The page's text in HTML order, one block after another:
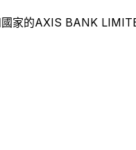
家的AXIS BANK